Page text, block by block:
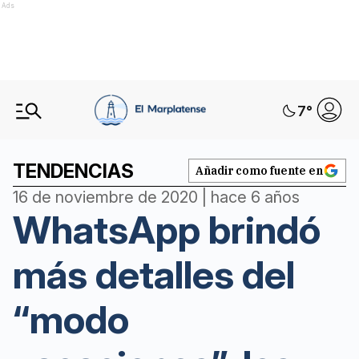
Ads
7°
TENDENCIAS Añadir como fuente en
16 de noviembre de 2020 | hace 6 años
WhatsApp brindó
más detalles del
“modo